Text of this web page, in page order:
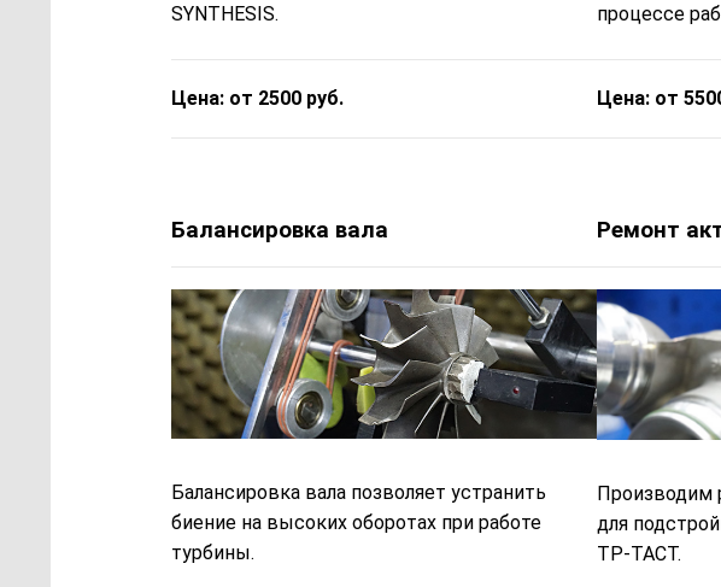
SYNTHESIS.
Цена: от 2500 руб.
процессе
Цена: от
Балансировка вала
Балансировка вала позволяет устранить
биение на высоких оборотах при работе
турбины.
Ремонт
Производим
для
ТР-ТАСТ.